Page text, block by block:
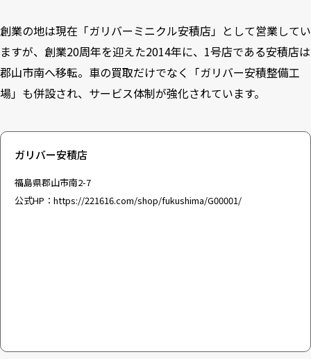
創業の地は現在「ガリバーミニクル安積店」として営業してい
ますが、創業20周年を迎えた2014年に、1号店である安積店は
郡山市南へ移転。車の買取だけでなく「ガリバー安積整備工
場」も併設され、サービス体制が強化されています。
ガリバー安積店
福島県郡山市南2-7
公式HP： https://221616.com/shop/fukushima/G00001/